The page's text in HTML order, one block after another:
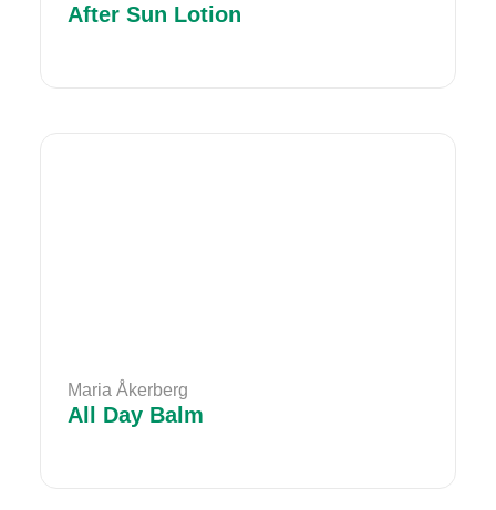
After Sun Lotion
Maria Åkerberg
All Day Balm